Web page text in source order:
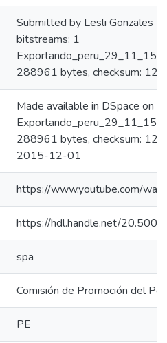
Submitted by Lesli Gonzales
bitstreams: 1
288961 bytes, checksum:
Made available in DSpace on
288961 bytes, checksum:
2015-12-01
https://www.youtube.com/
https://hdl.handle.net/
spa
Comisión de Promoción del
PE